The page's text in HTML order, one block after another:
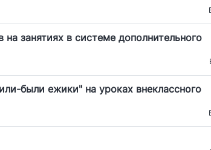
занятиях в системе дополнительного
были ежики" на уроках внеклассного